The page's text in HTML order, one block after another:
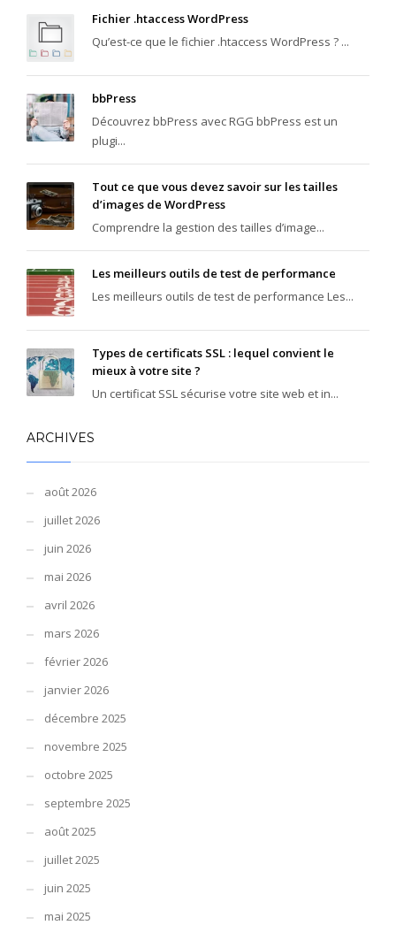
Fichier .htaccess WordPress
Qu’est-ce que le fichier .htaccess WordPress ? ...
bbPress
Découvrez bbPress avec RGG bbPress est un
plugi...
Tout ce que vous devez savoir sur les tailles
d’images de WordPress
Comprendre la gestion des tailles d’image...
Les meilleurs outils de test de performance
Les meilleurs outils de test de performance Les...
Types de certificats SSL : lequel convient le
mieux à votre site ?
Un certificat SSL sécurise votre site web et in...
ARCHIVES
août 2026
juillet 2026
juin 2026
mai 2026
avril 2026
mars 2026
février 2026
janvier 2026
décembre 2025
novembre 2025
octobre 2025
septembre 2025
août 2025
juillet 2025
juin 2025
mai 2025